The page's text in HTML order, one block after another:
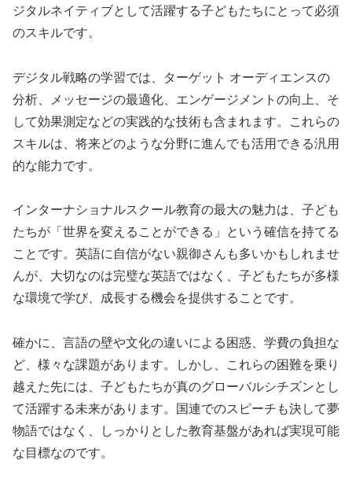
ジタルネイティブとして活躍する子どもたちにとって必須
のスキルです。
デジタル戦略の学習では、ターゲット オーディエンスの
分析、メッセージの最適化、エンゲージメントの向上、そ
して効果測定などの実践的な技術も含まれます。これらの
スキルは、将来どのような分野に進んでも活用できる汎用
的な能力です。
インターナショナルスクール教育の最大の魅力は、子ども
たちが「世界を変えることができる」という確信を持てる
ことです。英語に自信がない親御さんも多いかもしれませ
んが、大切なのは完璧な英語ではなく、子どもたちが多様
な環境で学び、成長する機会を提供することです。
確かに、言語の壁や文化の違いによる困惑、学費の負担な
ど、様々な課題があります。しかし、これらの困難を乗り
越えた先には、子どもたちが真のグローバルシチズンとし
て活躍する未来があります。国連でのスピーチも決して夢
物語ではなく、しっかりとした教育基盤があれば実現可能
な目標なのです。